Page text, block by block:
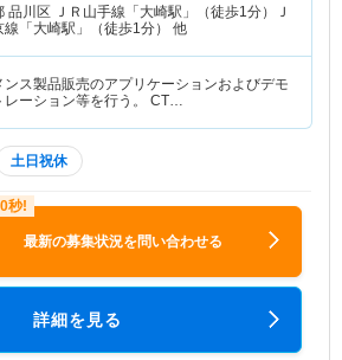
品川区 ＪＲ山手線「大崎駅」（徒歩1分）Ｊ
線「大崎駅」（徒歩1分） 他
ンス製品販売のアプリケーションおよびデモ
レーション等を行う。 CT…
土日祝休
最新の募集状況を問い合わせる
詳細を見る